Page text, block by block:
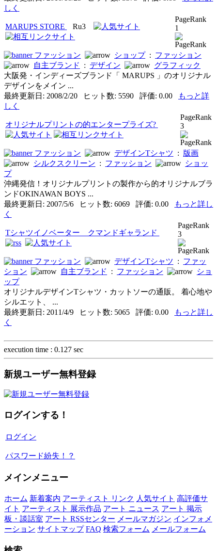
しく
MARUPS STORE Ru3
PageRank
1
ファッション ショップ: ファッション
自主ブランド
: デザイン
グラフィック
大阪発・インディーズブランド「 MARUPS 」のオリジナル
デザインをメイン ...
最終更新日: 2008/2/20 ヒット数: 5590 評価: 0.00
もっと詳
しく
オリジナルプリントの的エンタープライズ?
PageRank
3
ファッション デザインTシャツ : 版画
シルクスクリーン : ファッション
ショッ
プ
沖縄発信！オリジナルプリントの製作から的オリジナルブラ
ンドOKINAWAN BOYS ...
最終更新日: 2007/5/6 ヒット数: 6069 評価: 0.00
もっと詳し
く
Tシャツイノベーター クマンドギャランド
PageRank
3
ファッション デザインTシャツ : ファッ
ション
自主ブランド : ファッション
ショ
ップ
オリジナルデザインTシャツ・カットソーの通販。 着心地や
シルエット、 ...
最終更新日: 2011/4/9 ヒット数: 5065 評価: 0.00
もっと詳し
く
execution time : 0.127 sec
新規ユーザー無料登録
ログインする！
ログイン
パスワード紛失！？
メインメニュー
ホーム 新着案内 アーティスト リンク 人気サイト 高評価サ
イト アーティスト 展示作品 アート ニュース アート 掲示
板・談話室 アート RSSセンター メールマガジン インフォメ
ーション サイトマップ FAQ 検索フォーム メールフォーム